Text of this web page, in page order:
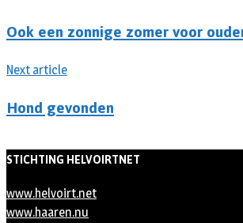
Ook een zonnige zomer voor
Next article
Hond gevonden
STICHTING HELVOIRTNET
www.helvoirt.net
www.haaren.nu